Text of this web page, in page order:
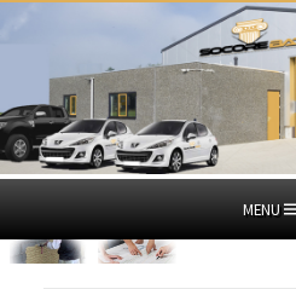
MENU